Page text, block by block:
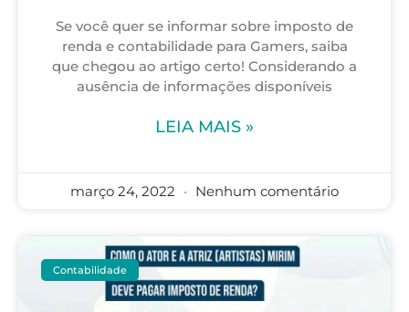
Se você quer se informar sobre imposto de
renda e contabilidade para Gamers, saiba
que chegou ao artigo certo! Considerando a
ausência de informações disponíveis
LEIA MAIS »
março 24, 2022 Nenhum comentário
Contabilidade